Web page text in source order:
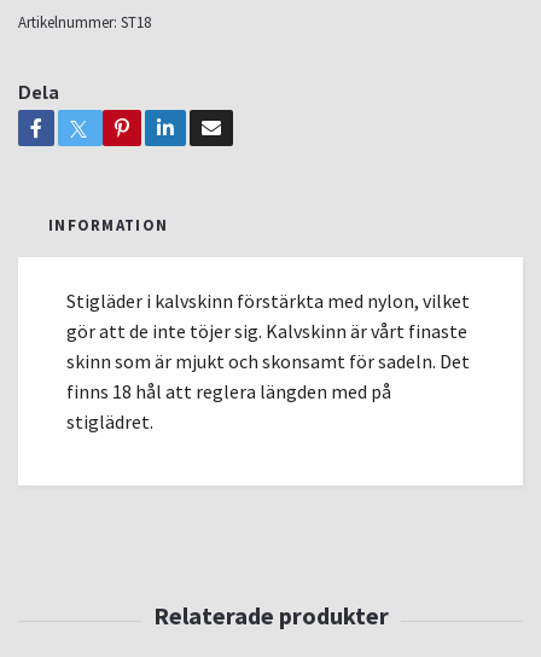
Artikelnummer: ST18
Dela
INFORMATION
Stigläder i kalvskinn förstärkta med nylon, vilket
gör att de inte töjer sig. Kalvskinn är vårt finaste
skinn som är mjukt och skonsamt för sadeln. Det
finns 18 hål att reglera längden med på
stiglädret.